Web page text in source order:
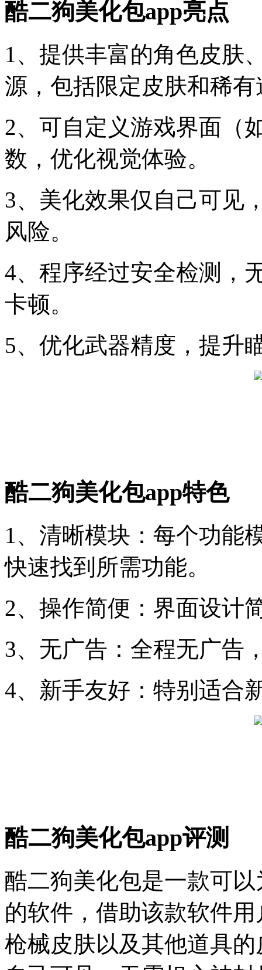
酷二狗美化包app亮点
1、提供丰富的角色皮肤
源，包括限定皮肤和稀
2、可自定义游戏界面（
数，优化视觉体验。
3、美化效果仅自己可见
风险。
4、程序经过安全检测，
卡顿。
5、优化武器精度，提升
酷二狗美化包app特色
1、清晰模块：每个功能
快速找到所需功能。
2、操作简便：界面设计
3、无广告：全程无广告
4、新手友好：特别适合
酷二狗美化包app评测
酷二狗美化包是一款可
的软件，借助该款软件
枪械皮肤以及其他道具